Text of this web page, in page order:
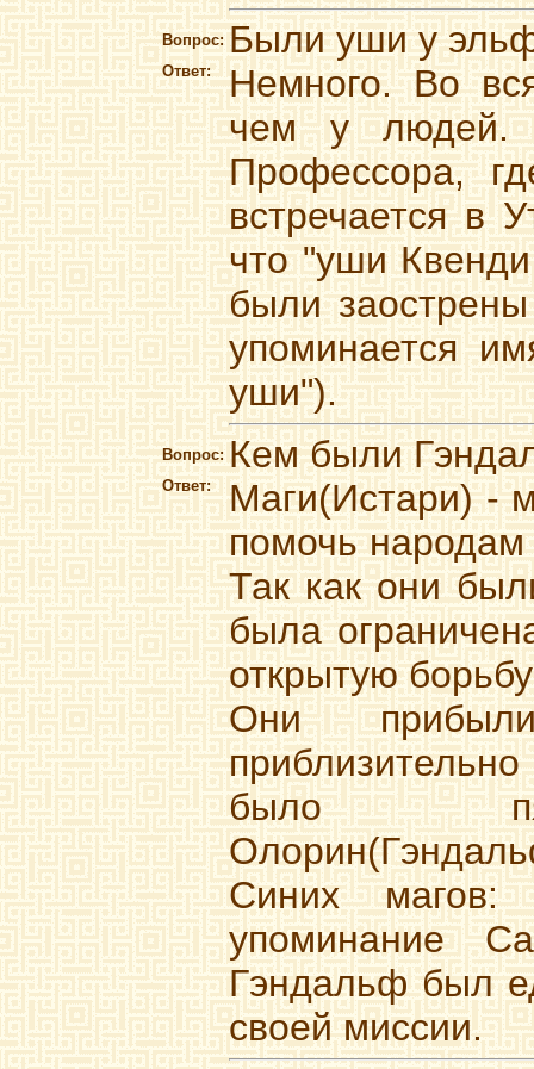
Вопрос: Были уши у
Ответ:
Немного. Во
чем у людей.
Профессора,
встречается в
что "уши
были
упоминается
уши").
Вопрос: Кем были
Ответ:
Маги(Истари) -
помочь
Так как они
была
открытую
Они
было
Синих
упоминание
Гэндальф был
своей миссии.